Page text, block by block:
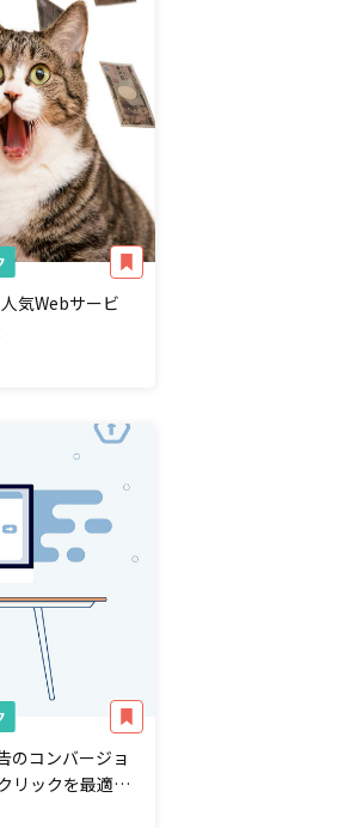
気Webサービ
のコンバージョ
リックを最適化